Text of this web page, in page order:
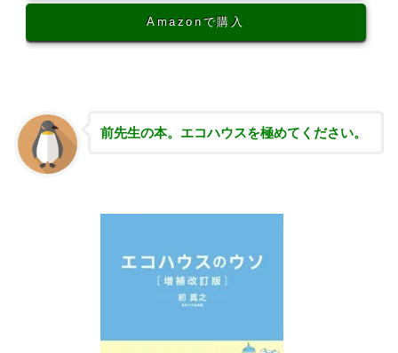
Amazonで購入
前先生の本。エコハウスを極めてください。